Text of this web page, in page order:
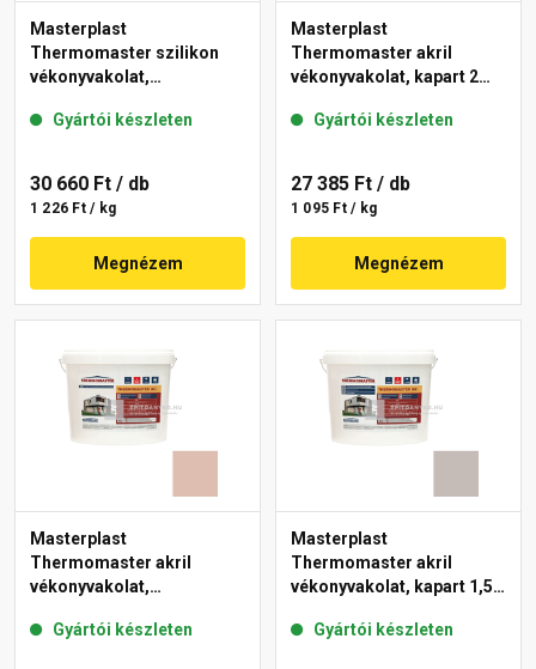
Masterplast
Thermomaster szilikon
vékonyvakolat,
14-D 25 kg
Gyártói készleten
30 660 Ft / db
1 226 Ft / kg
Megnézem
Masterplast
Thermomaster akril
vékonyvakolat, kapart 2
Gyártói készleten
27 385 Ft / db
1 095 Ft / kg
Megnézem
Masterplast
Thermomaster akril
vékonyvakolat,
13-D 25 kg
Gyártói készleten
Masterplast
Thermomaster akril
vékonyvakolat, kapart 1,5
Gyártói készleten